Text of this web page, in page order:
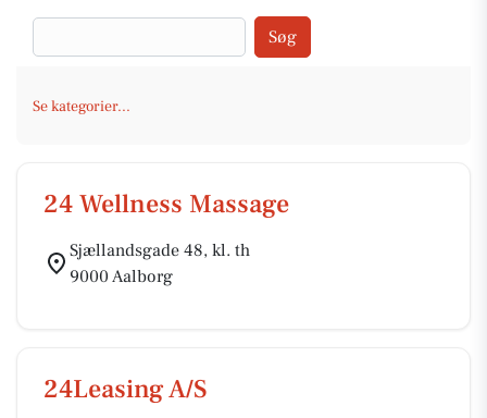
Søg
Se kategorier...
24 Wellness Massage
Sjællandsgade 48, kl. th
9000 Aalborg
24Leasing A/S